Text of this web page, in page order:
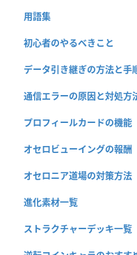
用語集
初心者のやるべきこと
データ引き継ぎの方法と手
通信エラーの原因と対処方
プロフィールカードの機能
オセロビューイングの報酬
オセロニア道場の対策方法
進化素材一覧
ストラクチャーデッキ一覧